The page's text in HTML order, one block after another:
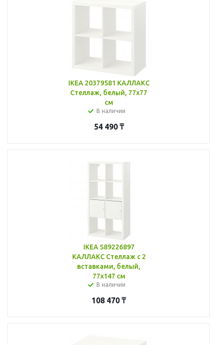
IKEA 20379581 КАЛЛАКС
Стеллаж, белый, 77x77
см
В наличии
54 490₸
IKEA S89226897
КАЛЛАКС Стеллаж с 2
вставками, белый,
77x147 см
В наличии
108 470 ₸